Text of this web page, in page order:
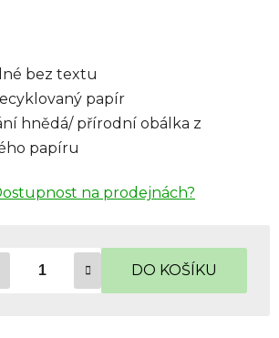
bez textu
papír
hnědá/ přírodní obálka z
papíru
na prodejnách?
DO KOŠÍKU